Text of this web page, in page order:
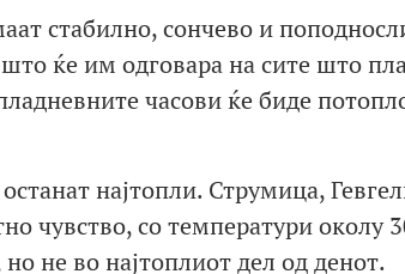
стабилно, сончево и
ќе им одговара на сите што
часови ќе биде
најтопли. Струмица,
чувство, со температури околу
не во најтоплиот дел од денот.